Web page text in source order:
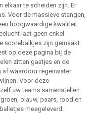
elkaar te scheiden zijn. Er
Voor de massieve stangen,
hoogwaardige kwaliteit
laat geen enkel
scorebalkjes zijn gemaakt
op deze pagina bij de
zitten gaatjes en de
af waardoor regenwater
Voor deze
uw teams samenstellen.
blauw, paars, rood en
meegeleverd.